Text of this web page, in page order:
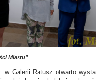
Miastu"
w Galerii Ratusz otwarto